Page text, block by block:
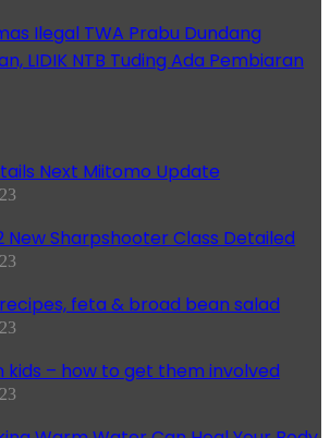
Ilegal TWA Prabu Dundang
LIDIK NTB Tuding Ada Pembiaran
Next Miitomo Update
New Sharpshooter Class Detailed
feta & broad bean salad
kids – how to get them involved